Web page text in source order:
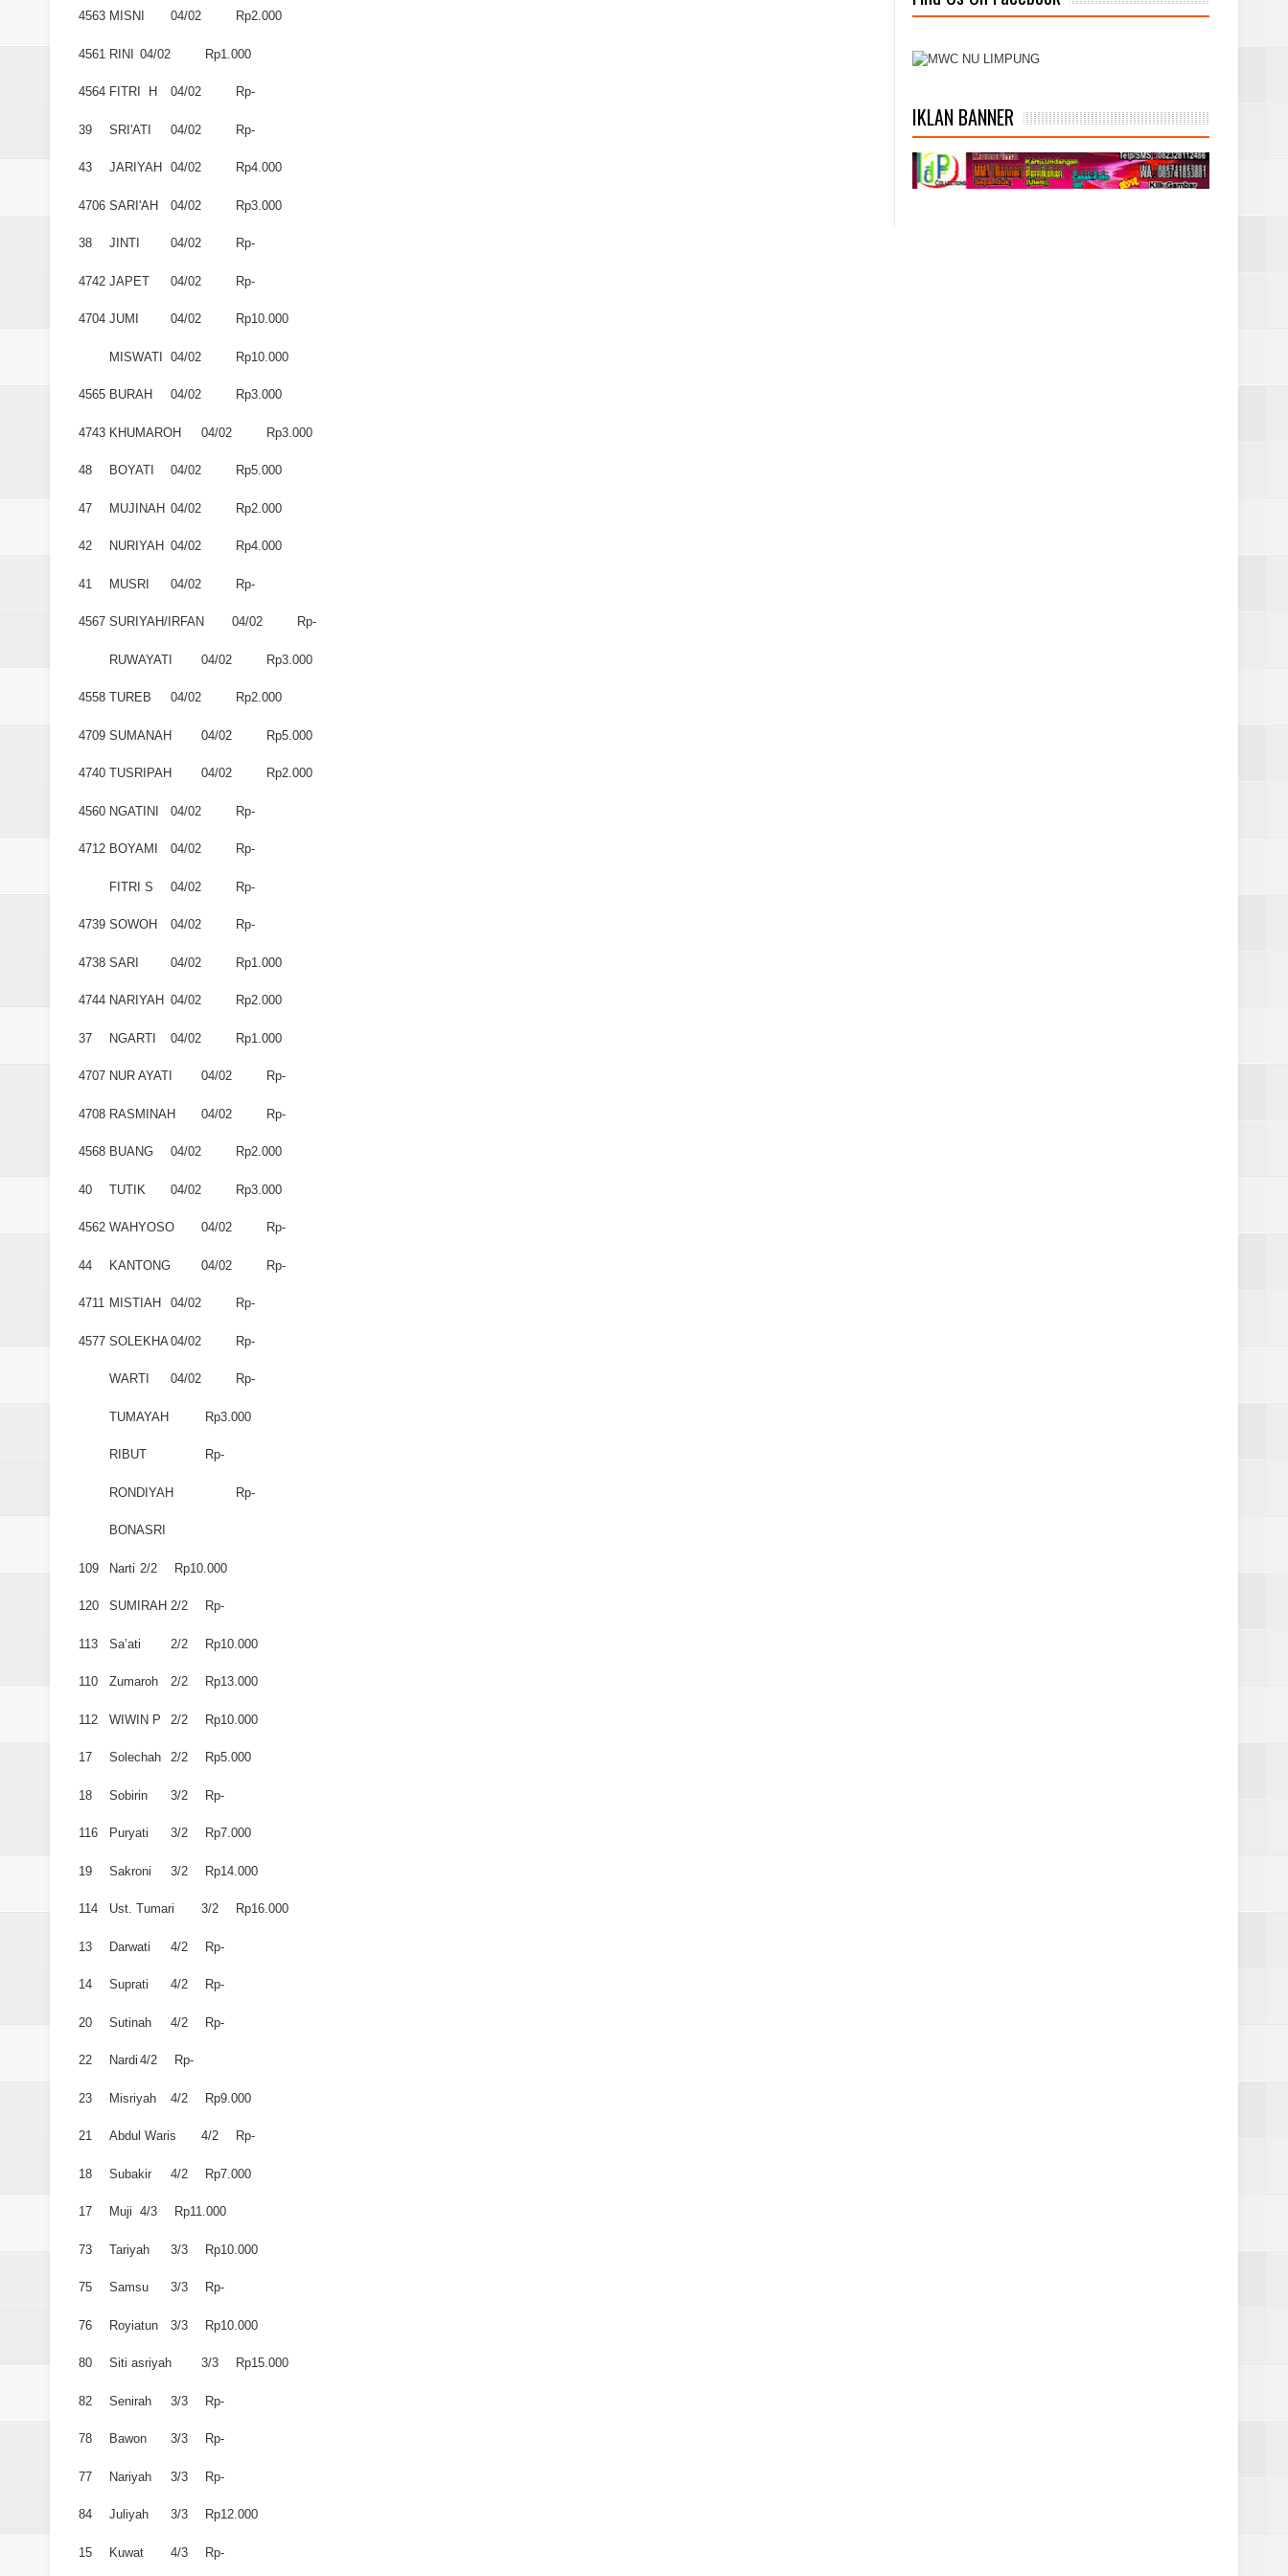
Laporan Koin Nu Amongrogo Oktober II 2025
Laporan Koin Nu Wonokerso Oktober I 2025
Laporan Koin Nu Tembok Oktober I 2025
DATABASE ANSOR KEC. LIMPUNG
4563 MISNI 04/02 Rp2.000
4561 RINI 04/02 Rp1.000
4564 FITRI H 04/02 Rp-
39 SRI'ATI 04/02 Rp-
43 JARIYAH 04/02 Rp4.000
4706 SARI'AH 04/02 Rp3.000
38 JINTI 04/02 Rp-
4742 JAPET 04/02 Rp-
4704 JUMI 04/02 Rp10.000
MISWATI 04/02 Rp10.000
4565 BURAH 04/02 Rp3.000
4743 KHUMAROH 04/02 Rp3.000
48 BOYATI 04/02 Rp5.000
47 MUJINAH 04/02 Rp2.000
42 NURIYAH 04/02 Rp4.000
41 MUSRI 04/02 Rp-
4567 SURIYAH/IRFAN 04/02 Rp-
RUWAYATI 04/02 Rp3.000
4558 TUREB 04/02 Rp2.000
4709 SUMANAH 04/02 Rp5.000
4740 TUSRIPAH 04/02 Rp2.000
4560 NGATINI 04/02 Rp-
4712 BOYAMI 04/02 Rp-
FITRI S 04/02 Rp-
4739 SOWOH 04/02 Rp-
4738 SARI 04/02 Rp1.000
4744 NARIYAH 04/02 Rp2.000
37 NGARTI 04/02 Rp1.000
4707 NUR AYATI 04/02 Rp-
4708 RASMINAH 04/02 Rp-
4568 BUANG 04/02 Rp2.000
40 TUTIK 04/02 Rp3.000
4562 WAHYOSO 04/02 Rp-
44 KANTONG 04/02 Rp-
4711 MISTIAH 04/02 Rp-
4577 SOLEKHA 04/02 Rp-
WARTI 04/02 Rp-
TUMAYAH Rp3.000
RIBUT Rp-
RONDIYAH Rp-
BONASRI
109 Narti 2/2 Rp10.000
120 SUMIRAH 2/2 Rp-
113 Sa’ati 2/2 Rp10.000
110 Zumaroh 2/2 Rp13.000
112 WIWIN P 2/2 Rp10.000
17 Solechah 2/2 Rp5.000
18 Sobirin 3/2 Rp-
116 Puryati 3/2 Rp7.000
19 Sakroni 3/2 Rp14.000
114 Ust. Tumari 3/2 Rp16.000
13 Darwati 4/2 Rp-
14 Suprati 4/2 Rp-
20 Sutinah 4/2 Rp-
22 Nardi 4/2 Rp-
23 Misriyah 4/2 Rp9.000
21 Abdul Waris 4/2 Rp-
18 Subakir 4/2 Rp7.000
17 Muji 4/3 Rp11.000
73 Tariyah 3/3 Rp10.000
75 Samsu 3/3 Rp-
76 Royiatun 3/3 Rp10.000
80 Siti asriyah 3/3 Rp15.000
82 Senirah 3/3 Rp-
78 Bawon 3/3 Rp-
77 Nariyah 3/3 Rp-
84 Juliyah 3/3 Rp12.000
15 Kuwat 4/3 Rp-
IKLAN BANNER